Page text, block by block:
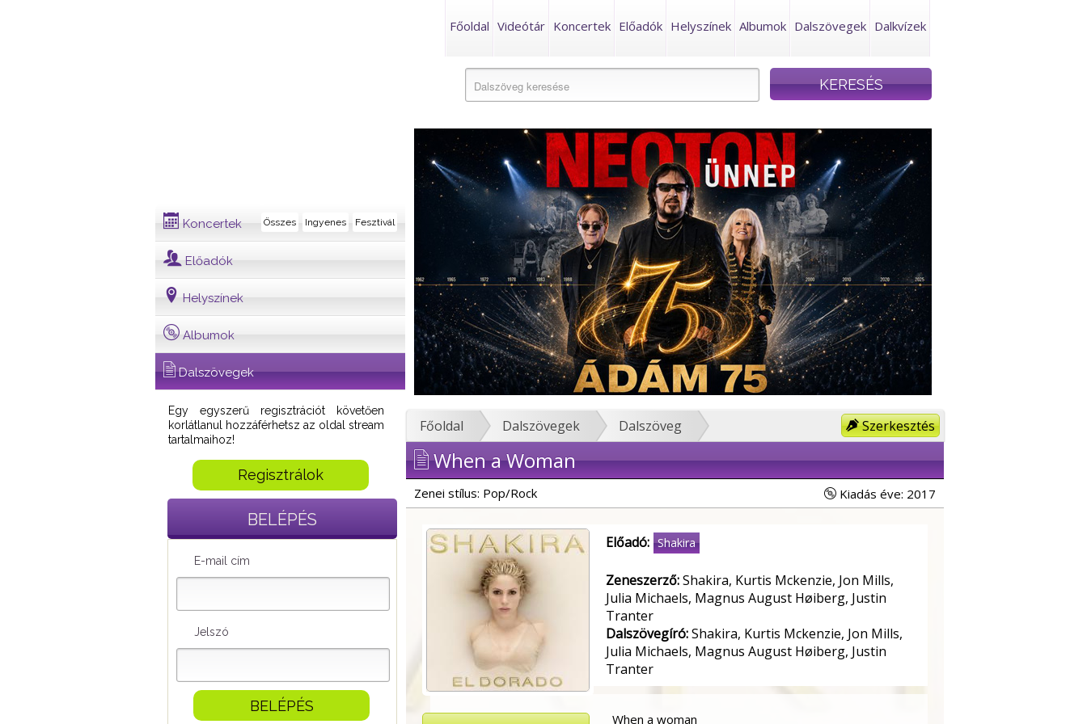
Főoldal Videótár Koncertek Előadók Helyszínek Albumok Dalszövegek Dalkvízek
Koncertek Fesztivál
Ingyenes
Összes
Előadók
Helyszínek
Albumok
Dalszövegek
Egy egyszerű regisztrációt követően
korlátlanul hozzáférhetsz az oldal stream
tartalmaihoz!
Regisztrálok
BELÉPÉS
E-mail cím
Jelszó
Szerkesztés
Főoldal Dalszövegek Dalszöveg
When a Woman
Zenei stílus: Pop/Rock Kiadás éve: 2017
Előadó: Shakira
Zeneszerző:Shakira, Kurtis Mckenzie, Jon Mills,
Julia Michaels, Magnus August Høiberg, Justin
Tranter
Dalszövegíró:Shakira, Kurtis Mckenzie, Jon Mills,
Julia Michaels, Magnus August Høiberg, Justin
Tranter
When a woman